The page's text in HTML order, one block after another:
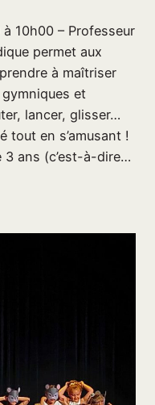
10h00 – Professeur
permet aux
à maîtriser
et
lancer, glisser…
tout en s’amusant !
ans (c’est-à-dire…